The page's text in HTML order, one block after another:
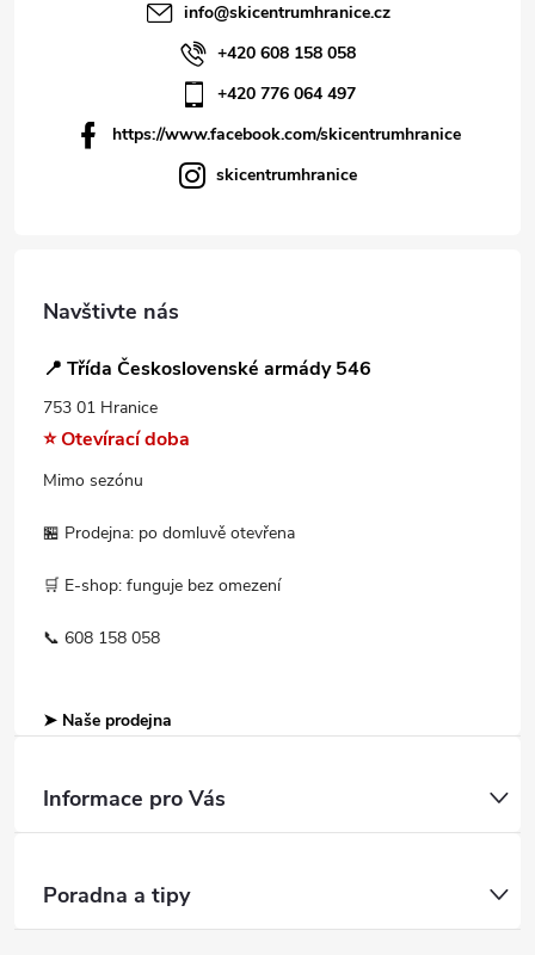
info@skicentrumhranice.cz
+420 608 158 058
+420 776 064 497
https://www.facebook.com/skicentrumhranice
skicentrumhranice
Navštivte nás
📍 Třída Československé armády 546
753 01 Hranice
⭐ Otevírací doba
Mimo sezónu
🏪 Prodejna: po domluvě otevřena
🛒 E-shop: funguje bez omezení
📞 608 158 058
➤ Naše prodejna
Informace pro Vás
Poradna a tipy